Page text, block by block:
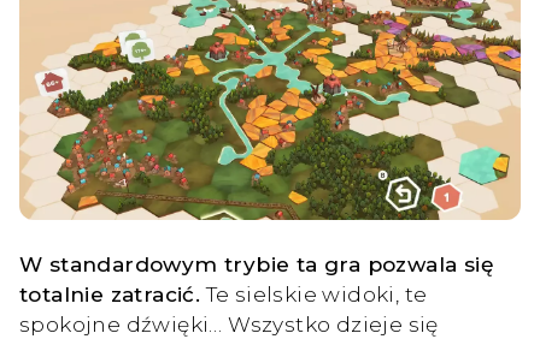
W standardowym trybie ta gra pozwala się
totalnie zatracić. Te sielskie widoki, te
spokojne dźwięki… Wszystko dzieje się